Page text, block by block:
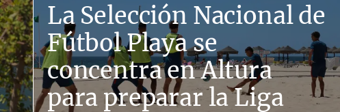
La Selección Nacional de
Fútbol Playa se
concentra en Altura
para preparar la Liga